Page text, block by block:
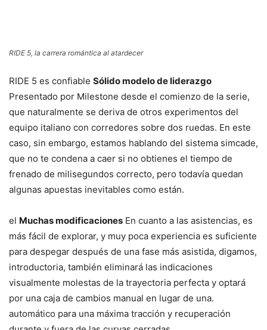
RIDE 5, la carrera romántica al atardecer
RIDE 5 es confiable Sólido modelo de liderazgo
Presentado por Milestone desde el comienzo de la serie,
que naturalmente se deriva de otros experimentos del
equipo italiano con corredores sobre dos ruedas. En este
caso, sin embargo, estamos hablando del sistema simcade,
que no te condena a caer si no obtienes el tiempo de
frenado de milisegundos correcto, pero todavía quedan
algunas apuestas inevitables como están.
el Muchas modificaciones En cuanto a las asistencias, es
más fácil de explorar, y muy poca experiencia es suficiente
para despegar después de una fase más asistida, digamos,
introductoria, también eliminará las indicaciones
visualmente molestas de la trayectoria perfecta y optará
por una caja de cambios manual en lugar de una.
automático para una máxima tracción y recuperación